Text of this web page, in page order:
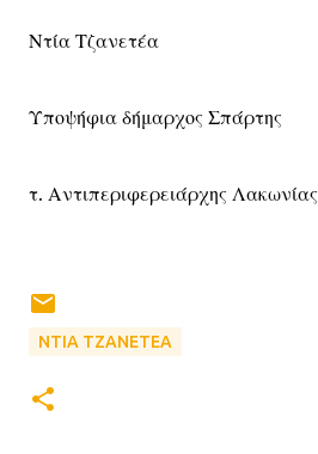
Ντία Τζανετέα
Υποψήφια δήμαρχος Σπάρτης
τ. Αντιπεριφερειάρχης Λακωνίας
ΝΤΙΑ ΤΖΑΝΕΤΕΑ